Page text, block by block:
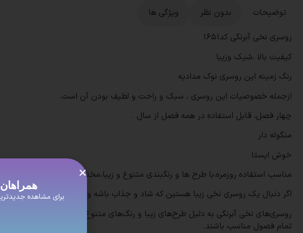
توضیحات بدون نظر
ویژگی ها
روسری نخی آبرنگی کد1651
کیفیت بالا ،شیک وزیبا
رنگ زمینه این روسری نوک مدادیه
ازجمله خصوصیات این روسری ، سبک و راحت و لطیف بودن آن است.
چهار فصل، قابل استفاده در همه فصل از سال .
منگوله دار
خوش ایستا
مناسب استفاده روزمره،با طرح ها و رنگبندی متنوع و زیبا،مختص افراد خوش سلیغه
اگر دنبال یک روسری نخی زیبا هستین که شاد و جذاب باشه و کیفیت خوبی داشته
روسری‌های نخی آبرنگی به دلیل طرح‌های زیبا و رنگ‌های متنوع، بسیار محبوب
تمام فصول مناسب باشند.
برای مشاهده